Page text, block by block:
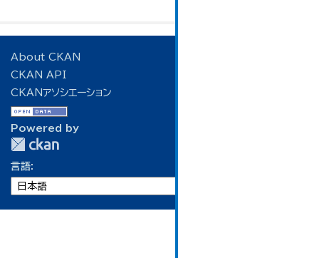
About CKAN
CKAN API
CKANアソシエーション
Powered by
言語